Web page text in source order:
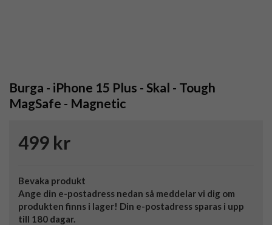
Burga - iPhone 15 Plus - Skal - Tough
MagSafe - Magnetic
499 kr
Bevaka produkt
Ange din e-postadress nedan så meddelar vi dig om
produkten finns i lager! Din e-postadress sparas i upp
till 180 dagar.